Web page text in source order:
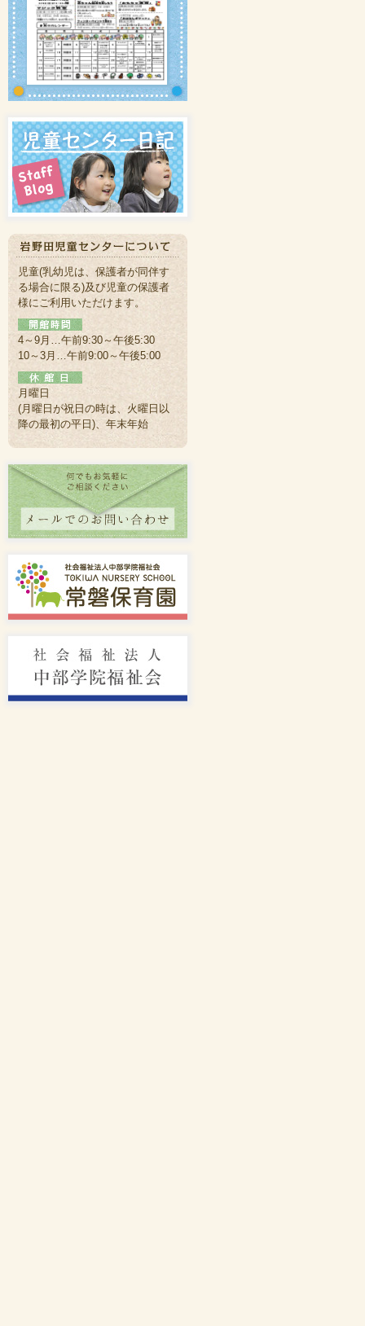
児童(乳幼児は、保護者が同伴す
る場合に限る)及び児童の保護者
様にご利用いただけます。
4～9月…午前9:30～午後5:30
10～3月…午前9:00～午後5:00
月曜日
(月曜日が祝日の時は、火曜日以
降の最初の平日)、年末年始